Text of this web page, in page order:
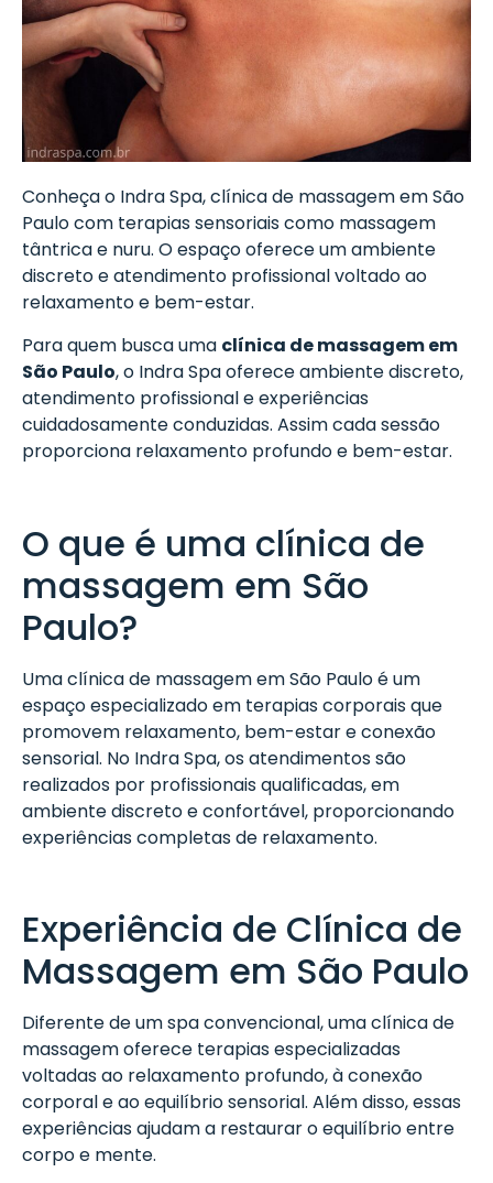
Conheça o Indra Spa, clínica de massagem em São
Paulo com terapias sensoriais como massagem
tântrica e nuru. O espaço oferece um ambiente
discreto e atendimento profissional voltado ao
relaxamento e bem-estar.
Para quem busca uma clínica de massagem em
São Paulo, o Indra Spa oferece ambiente discreto,
atendimento profissional e experiências
cuidadosamente conduzidas. Assim cada sessão
proporciona relaxamento profundo e bem-estar.
O que é uma clínica de
massagem em São
Paulo?
Uma clínica de massagem em São Paulo é um
espaço especializado em terapias corporais que
promovem relaxamento, bem-estar e conexão
sensorial. No Indra Spa, os atendimentos são
realizados por profissionais qualificadas, em
ambiente discreto e confortável, proporcionando
experiências completas de relaxamento.
Experiência de Clínica de
Massagem em São Paulo
Diferente de um spa convencional, uma clínica de
massagem oferece terapias especializadas
voltadas ao relaxamento profundo, à conexão
corporal e ao equilíbrio sensorial. Além disso, essas
experiências ajudam a restaurar o equilíbrio entre
corpo e mente.